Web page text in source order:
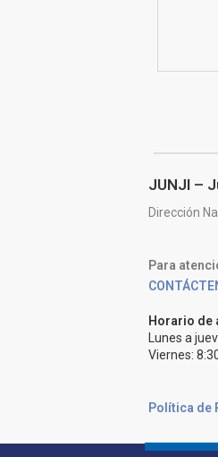
JUNJI –
Dirección
Para
Horario de
Lunes a
Viernes:
Política de